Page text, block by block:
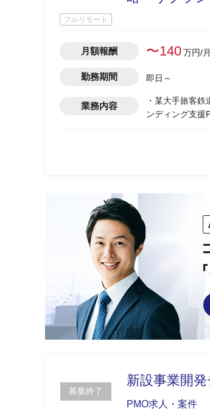
現行ではPMが
PMOを設置し
【補足】
開発部門がある
フルリモート
月額報酬 〜140万円/
勤務期間 即日～
業務内容
・某大手旅客
ンディング支援
言語化(ブラン
・8月～11月：
募集終了
新設事業開
PMO求人・案件